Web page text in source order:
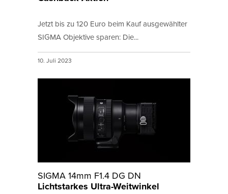
Jetzt bis zu 120 Euro beim Kauf ausgewählter
SIGMA Objektive sparen: Die...
10. Juli 2023
SIGMA 14mm F1.4 DG DN
Lichtstarkes Ultra-Weitwinkel